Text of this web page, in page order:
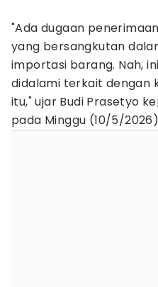
"Ada dugaan
yang bersangkutan
importasi barang. Nah,
didalami terkait
itu," ujar Budi Prasetyo
pada Minggu (10/5/